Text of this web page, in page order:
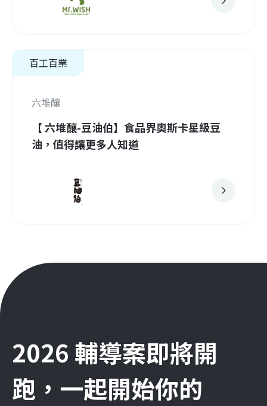
百工百業
六堆釀
【 六堆釀-豆油伯】食品界奧斯卡星級豆
油，值得讓更多人知道
2026 輔導案即將開
跑，一起開始你的